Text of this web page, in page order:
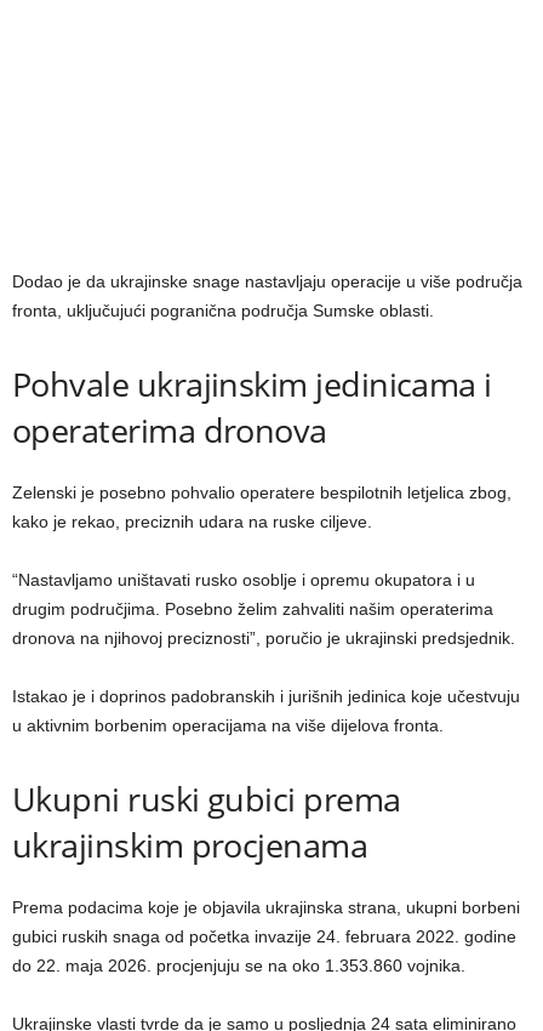
Dodao je da ukrajinske snage nastavljaju operacije u više područja
fronta, uključujući pogranična područja Sumske oblasti.
Pohvale ukrajinskim jedinicama i
operaterima dronova
Zelenski je posebno pohvalio operatere bespilotnih letjelica zbog,
kako je rekao, preciznih udara na ruske ciljeve.
“Nastavljamo uništavati rusko osoblje i opremu okupatora i u
drugim područjima. Posebno želim zahvaliti našim operaterima
dronova na njihovoj preciznosti”, poručio je ukrajinski predsjednik.
Istakao je i doprinos padobranskih i jurišnih jedinica koje učestvuju
u aktivnim borbenim operacijama na više dijelova fronta.
Ukupni ruski gubici prema
ukrajinskim procjenama
Prema podacima koje je objavila ukrajinska strana, ukupni borbeni
gubici ruskih snaga od početka invazije 24. februara 2022. godine
do 22. maja 2026. procjenjuju se na oko 1.353.860 vojnika.
Ukrajinske vlasti tvrde da je samo u posljednja 24 sata eliminirano